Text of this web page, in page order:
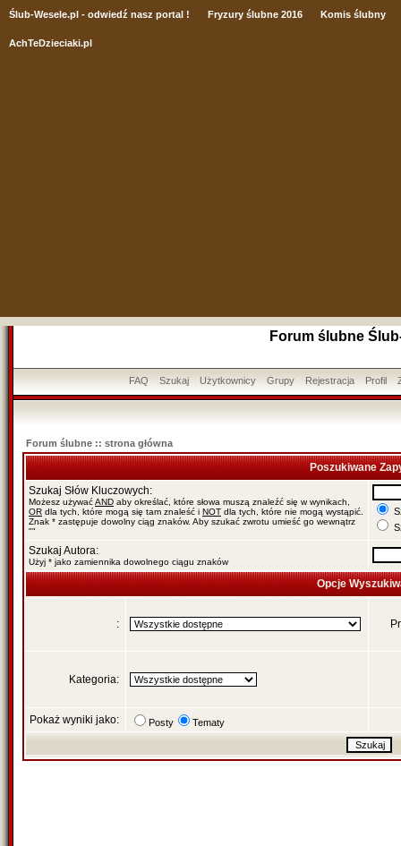
Ślub-Wesele.pl - odwiedź nasz portal ! Fryzury ślubne 2016 Komis ślubny
AchTeDzieciaki.pl
Forum ślubne
FAQ Szukaj Użytkownicy Grupy Rejestracja Profil
Forum ślubne :: strona główna
Poszukiwane
Szukaj Słów Kluczowych:
Możesz używaćAND aby określać, które słowa muszą znaleźć się w wynikach,
OR dla tych, które mogą się tam znaleść i NOT dla tych, które nie mogą wystąpić.
Znak * zastępuje dowolny ciąg znaków. Aby szukać zwrotu umieść go wewnątrz
""
Szukaj Autora:
Użyj * jako zamiennika dowolnego ciągu znaków
Opcje
:
Kategoria:
Pokaż wyniki jako: Posty Tematy